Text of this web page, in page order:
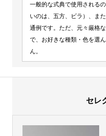
一般的な式典で使用される
いのは、五方、ビラ）、ま
通例です。ただ、元々厳格
で、お好きな種類・色を選
ん。
セレ